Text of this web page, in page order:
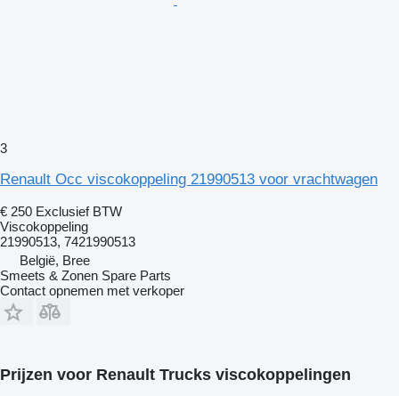
3
Renault Occ viscokoppeling 21990513 voor vrachtwagen
€ 250 Exclusief BTW
Viscokoppeling
21990513, 7421990513
België, Bree
Smeets & Zonen Spare Parts
Contact opnemen met verkoper
Prijzen voor Renault Trucks viscokoppelingen